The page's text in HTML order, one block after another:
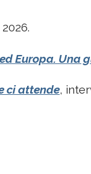
Europa. Una
ci attende,